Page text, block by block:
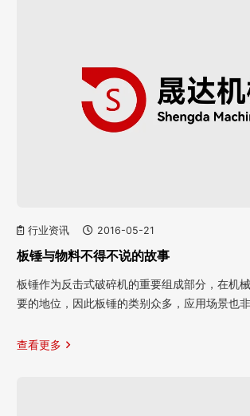
行业资讯 2016-05-21
板锤与物料不得不说的故事
板锤作为反击式破碎机的重要组成部分，在机
要的地位，因此板锤的类别众多，应用场景也
查看更多